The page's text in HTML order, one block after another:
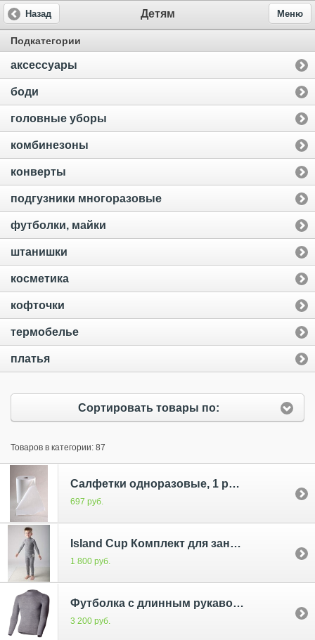
Детям
Назад Меню
Подкатегории
аксессуары
боди
головные уборы
комбинезоны
конверты
подгузники многоразовые
футболки, майки
штанишки
косметика
кофточки
термобелье
платья
Сортировать товары по:
Товаров в категории: 87
Салфетки одноразовые, 1 рулон (100 листов)
697 руб.
Island Cup Комплект для занятий спортом детский
1 800 руб.
Футболка с длинным рукавом SOFT синий меланж
3 200 руб.